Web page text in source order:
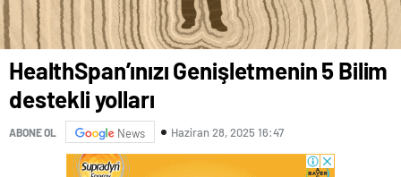
HealthSpan’ınızı Genişletmenin 5 Bilim
destekli yolları
ABONE OL News Haziran 28, 2025 16:47